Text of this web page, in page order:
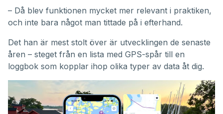
– Då blev funktionen mycket mer relevant i praktiken,
och inte bara något man tittade på i efterhand.
Det han är mest stolt över är utvecklingen de senaste
åren – steget från en lista med GPS-spår till en
loggbok som kopplar ihop olika typer av data åt dig.